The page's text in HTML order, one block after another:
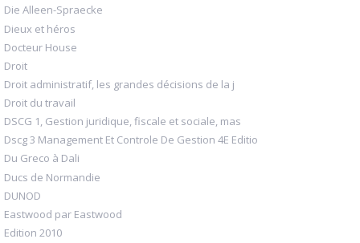
Die Alleen-Spraecke
Dieux et héros
Docteur House
Droit
Droit administratif, les grandes décisions de la j
Droit du travail
DSCG 1, Gestion juridique, fiscale et sociale, mas
Dscg 3 Management Et Controle De Gestion 4E Editio
Du Greco à Dali
Ducs de Normandie
DUNOD
Eastwood par Eastwood
Edition 2010